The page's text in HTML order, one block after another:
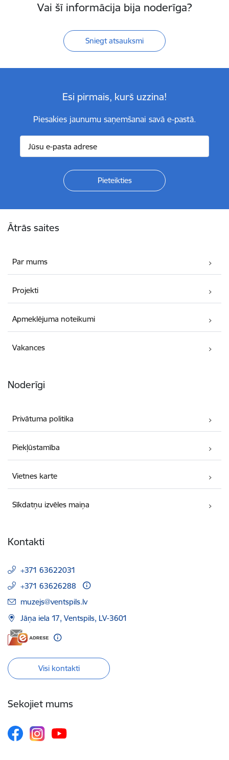
Vai šī informācija bija noderīga?
Sniegt atsauksmi
Esi pirmais, kurš uzzina!
Piesakies jaunumu saņemšanai savā e-pastā.
Ātrās saites
Par mums
Projekti
Apmeklējuma noteikumi
Vakances
Noderīgi
Privātuma politika
Piekļūstamība
Vietnes karte
Sīkdatņu izvēles maiņa
Kontakti
+371 63622031
+371 63626288
E-pasts:
muzejs@ventspils.lv
Jāņa iela 17, Ventspils, LV-3601
Visi kontakti
Sekojiet mums